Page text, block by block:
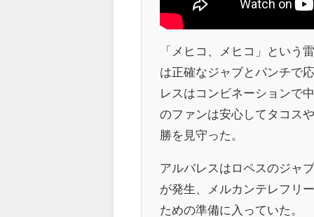
「メヒコ、メヒコ」という
は正確なジャブとパンチで
レスはコンビネーションで
のファンは安心してタコス
勝を見守った。
アルバレスはロペスのジャ
が発生、メルカンテレフリ
ための準備に入っていた。